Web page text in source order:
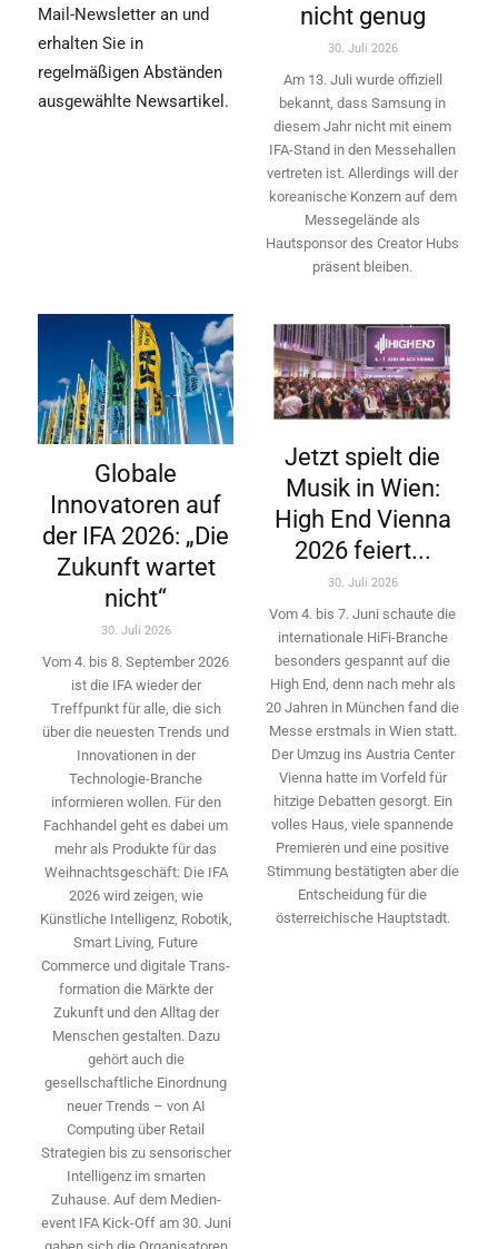
Mail-Newsletter an und
erhalten Sie in
regelmäßigen Abständen
ausgewählte Newsartikel.
nicht genug
30. Juli 2026
Am 13. Juli wurde offiziell
bekannt, dass Samsung in
diesem Jahr nicht mit einem
IFA-Stand in den Messehallen
vertreten ist. Allerdings will ­der
koreanische Konzern auf dem
Messegelände als
Hautsponsor des Creator Hubs
präsent bleiben.
Globale
Innovatoren auf
der IFA 2026: „Die
Zukunft wartet
nicht“
30. Juli 2026
Vom 4. bis 8. September 2026
ist die IFA wieder der
Treffpunkt für alle, die sich
über die neuesten Trends und
Innovationen in der
Technologie-­Branche
informieren wollen. Für den
Fachhandel geht es dabei um
mehr als Produkte für das
Weihnachtsgeschäft: Die IFA
2026 wird ­zeigen, wie
Künstliche Intelligenz, Robotik,
Smart Living, Future
Commerce und digitale Trans­
formation die Märkte der
Zukunft und den Alltag der
Menschen gestalten. Dazu
gehört auch die
gesellschaftliche Einordnung
neuer Trends – von AI
Computing über Retail
Strategien bis zu sensorischer
Intelligenz im smarten
Zuhause. Auf dem Medien­
event IFA Kick-Off am 30. Juni
Jetzt spielt die
Musik in Wien:
High End Vienna
2026 feiert...
30. Juli 2026
Vom 4. bis 7. Juni schaute die
internationale HiFi-Branche
besonders gespannt auf die
High End, denn nach mehr als
20 Jahren in München fand die
Messe erstmals in Wien statt.
Der Umzug ins Austria Center
Vienna hatte im Vorfeld für
hitzige Debatten gesorgt. Ein
volles Haus, viele spannende
Premieren und eine positive
Stimmung bestätigten aber die
Entscheidung für die
österreichische Hauptstadt.